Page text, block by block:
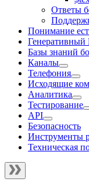
Ответы
Понимание
Базы знаний
Каналы
Телефония
Исходящие
Аналитика
Тестирование
API
Безопасность
Инструменты
Техническая